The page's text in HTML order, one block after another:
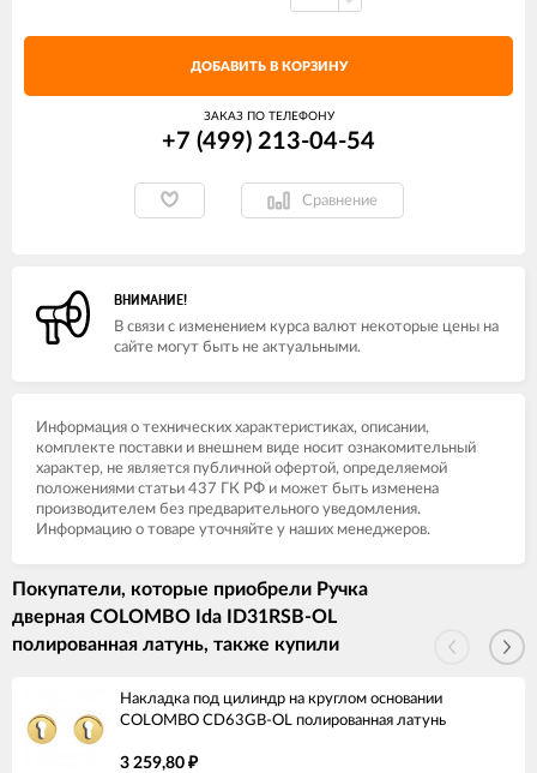
ДОБАВИТЬ В КОРЗИНУ
ЗАКАЗ ПО ТЕЛЕФОНУ
+7 (499) 213-04-54​
Сравнение
ВНИМАНИЕ!
В связи с изменением курса валют некоторые цены на
сайте могут быть не актуальными.
Информация о технических характеристиках, описании,
комплекте поставки и внешнем виде носит ознакомительный
характер, не является публичной офертой, определяемой
положениями статьи 437 ГК РФ и может быть изменена
производителем без предварительного уведомления.
Информацию о товаре уточняйте у наших менеджеров.
Покупатели, которые приобрели Ручка
дверная COLOMBO Ida ID31RSB-OL
полированная латунь, также купили
Накладка под цилиндр на круглом основании
COLOMBO CD63GB-OL полированная латунь
3 259,80 ₽